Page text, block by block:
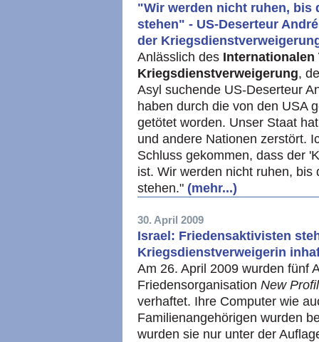
"Wir werden nicht ruhen, bis
stehen" - US-Deserteur
der
Anlässlich des Internationalen
Kriegsdienstverweigerung,
Asyl suchende US-Deserteur
haben durch die von den USA
getötet worden. Unser Staat
und andere Nationen zerstört.
Schluss gekommen, dass der
ist. Wir werden nicht ruhen,
stehen." (mehr...)
30. April 2009
Israel: Friedensaktivisten
Kriegsdienstverweigerin
Am 26. April 2009 wurden fünf
Friedensorganisation New
verhaftet. Ihre Computer wie
Familienangehörigen wurden
wurden sie nur unter der